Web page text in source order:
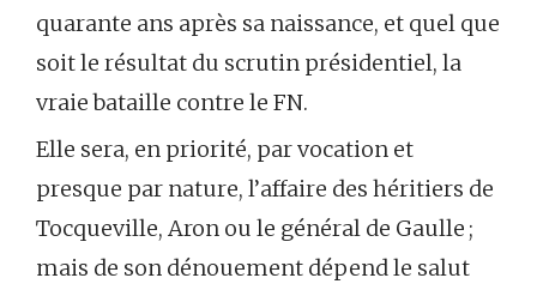
quarante ans après sa naissance, et quel que
soit le résultat du scrutin présidentiel, la
vraie bataille contre le FN.
Elle sera, en priorité, par vocation et
presque par nature, l’affaire des héritiers de
Tocqueville, Aron ou le général de Gaulle ;
mais de son dénouement dépend le salut